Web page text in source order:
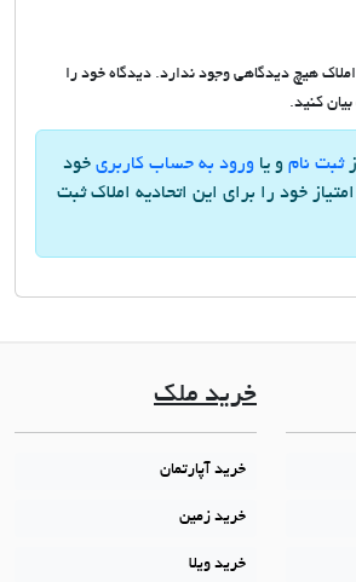
املاک هیچ دیدگاهی وجود ندارد. دیدگاه خود را
بیان کنید.
ثبت نام و یا ورود به حساب کاربری خود
خود را برای این اتحادیه املاک ثبت
خرید ملک
خرید آپارتمان
خرید زمین
خرید ویلا